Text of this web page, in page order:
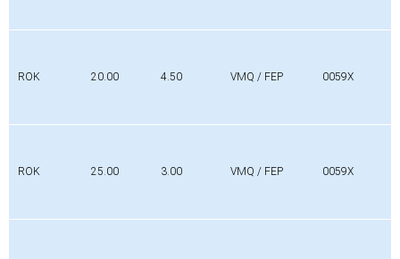
ROK 20.00 4.50 VMQ / FEP 0059X
ROK 25.00 3.00 VMQ / FEP 0059X